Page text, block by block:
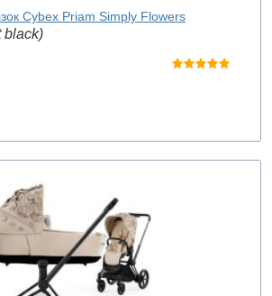
Cybex Priam Simply Flowers
black)